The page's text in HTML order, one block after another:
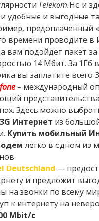
Telekom.Но и
удобные и выгодные
предоплаченный
времени проводите в
вам подойдет пакет за
14 Мбит. За 1Гб
вы заплатите всего
– международный
Здесь можно
Интернет из
Купить мобильный
легко в одном из
Deutschland —
и предложит
на звонки по всему
к интернету на
Mbit/с